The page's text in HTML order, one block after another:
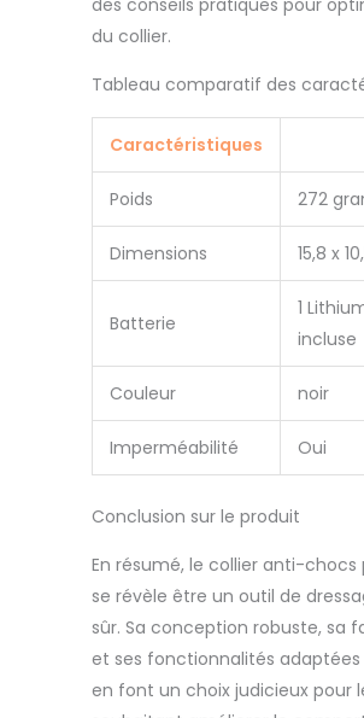
plus
même
chiens
à l'aise
ion
signifie
une
n'avez
se
votre
que
vous.
des conseils pratiques pour
du collier.
Tableau comparatif des
Caractéristiques
Poids 272
Dimensions 15,8 x
Batterie
1
incluse
Couleur noir
Imperméabilité Oui
Conclusion sur le produit
En résumé, le collier anti-
se révèle être un outil de
sûr. Sa conception robuste, sa
et ses fonctionnalités
en font un choix judicieux pour